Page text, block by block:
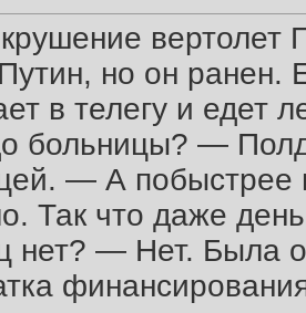
вертолет
но он ранен.
в телегу и
больницы? —
— А побыстрее
Так что даже
нет? — Нет. Была